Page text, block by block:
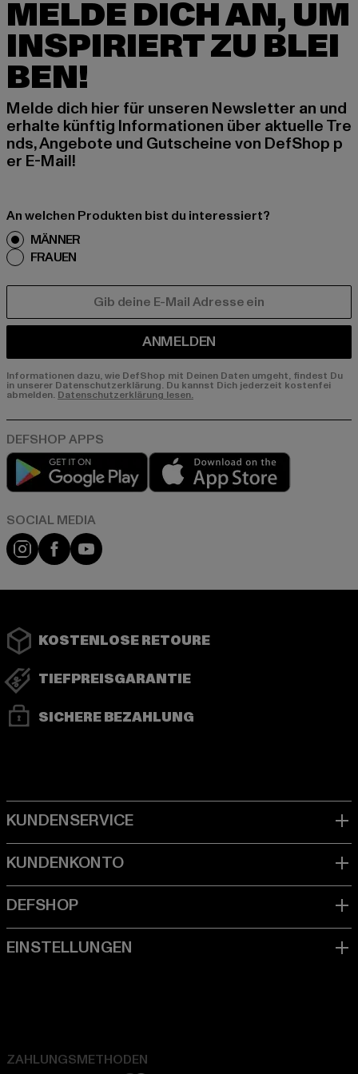
MELDE DICH AN, UM
INSPIRIERT ZU BLEI
BEN!
Melde dich hier für unseren Newsletter an und
erhalte künftig Informationen über aktuelle Tre
nds, Angebote und Gutscheine von DefShop p
er E-Mail!
An welchen Produkten bist du interessiert?
MÄNNER
FRAUEN
ANMELDEN
Informationen dazu, wie DefShop mit Deinen Daten umgeht, findest Du
in unserer Datenschutzerklärung. Du kannst Dich jederzeit kostenfei
abmelden. Datenschutzerklärung lesen.
Play market
Instagram
FacebookYouTube
KOSTENLOSE RETOURE
TIEFPREISGARANTIE
SICHERE BEZAHLUNG
ZAHLUNGSMETHODEN